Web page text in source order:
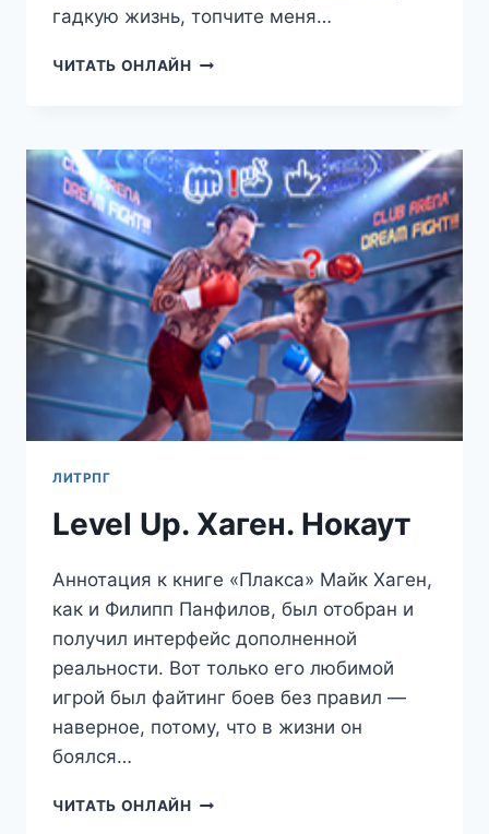
гадкую жизнь, топчите меня…
ЧИТАТЬ ОНЛАЙН ПО
ЛИТРПГ
Level Up. Хаген. Нокаут
Аннотация к книге «Плакса» Майк Хаген,
как и Филипп Панфилов, был отобран и
получил интерфейс дополненной
реальности. Вот только его любимой
игрой был файтинг боев без правил —
наверное, потому, что в жизни он
боялся…
ЧИТАТЬ ОНЛАЙН LEVEL